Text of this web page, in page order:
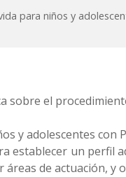
para niños y
el
y adolescentes
establecer un perfil
de actuación, y